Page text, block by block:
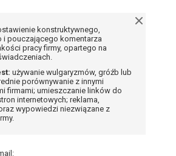
konstruktywnego,
i pouczającego komentarza
pracy firmy, opartego na
używanie wulgaryzmów, gróźb lub
porównywanie z innymi
firmami; umieszczanie linków do
internetowych; reklama,
wypowiedzi niezwiązane z